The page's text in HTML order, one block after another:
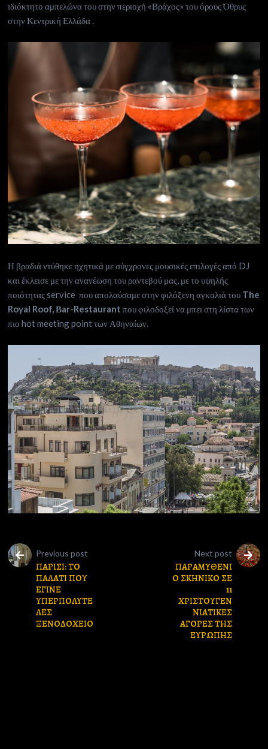
ιδιόκτητο αμπελώνα του στην περιοχή «Βράχος» του όρους Όθρυς
στην Κεντρική Ελλάδα .
Η βραδιά ντύθηκε ηχητικά με σύγχρονες μουσικές επιλογές από DJ
και έκλεισε με την ανανέωση του ραντεβού μας, με το υψηλής
ποιότηταςservice που απολαύσαμε στην φιλόξενη αγκαλιά του The
Royal Roof, Βar-Restaurant που φιλοδοξεί να μπει στη λίστα των
πιο hot meeting point των Αθηναίων.
Previous post
ΠΑΡΙΣΙ: ΤΟ
ΠΑΛΑΤΙ ΠΟΥ
ΕΓΙΝΕ
ΥΠΕΡΠΟΛΥΤΕ
ΛΕΣ
ΞΕΝΟΔΟΧΕΙΟ
Next post
ΠΑΡΑΜΥΘΕΝΙ
Ο ΣΚΗΝΙΚΟ ΣΕ
11
ΧΡΙΣΤΟΥΓΕΝ
ΝΙΑΤΙΚΕΣ
ΑΓΟΡΕΣ ΤΗΣ
ΕΥΡΩΠΗΣ